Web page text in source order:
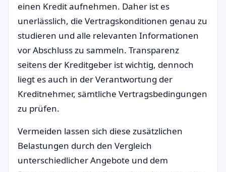
einen Kredit aufnehmen. Daher ist es
unerlässlich, die Vertragskonditionen genau zu
studieren und alle relevanten Informationen
vor Abschluss zu sammeln. Transparenz
seitens der Kreditgeber ist wichtig, dennoch
liegt es auch in der Verantwortung der
Kreditnehmer, sämtliche Vertragsbedingungen
zu prüfen.
Vermeiden lassen sich diese zusätzlichen
Belastungen durch den Vergleich
unterschiedlicher Angebote und dem